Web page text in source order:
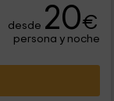
desde 20€
persona y noche